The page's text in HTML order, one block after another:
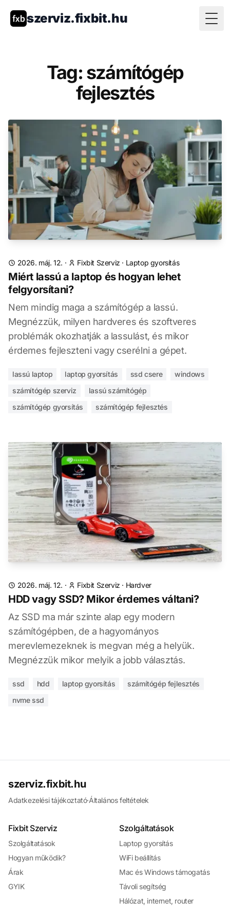
szerviz.fixbit.hu
Tag: számítógép
fejlesztés
2026. máj. 12. · Fixbit Szerviz · Laptop gyorsítás
Miért lassú a laptop és hogyan lehet
felgyorsítani?
Nem mindig maga a számítógép a lassú.
Megnézzük, milyen hardveres és szoftveres
problémák okozhatják a lassulást, és mikor
érdemes fejleszteni vagy cserélni a gépet.
lassú laptop laptop gyorsítás ssd csere
windows
számítógép szerviz
lassú számítógép
számítógép gyorsítás
számítógép fejlesztés
2026. máj. 12. · Fixbit Szerviz · Hardver
HDD vagy SSD? Mikor érdemes váltani?
Az SSD ma már szinte alap egy modern
számítógépben, de a hagyományos
merevlemezeknek is megvan még a helyük.
Megnézzük mikor melyik a jobb választás.
ssd hdd laptop gyorsítás
számítógép fejlesztés
nvme ssd
szerviz.fixbit.hu
Adatkezelési tájékoztató·Általános feltételek
Fixbit Szerviz
Szolgáltatások
Hogyan működik?
Árak
GYIK
Szolgáltatások
Laptop gyorsítás
WiFi beállítás
Mac és Windows támogatás
Távoli segítség
Hálózat, internet, router